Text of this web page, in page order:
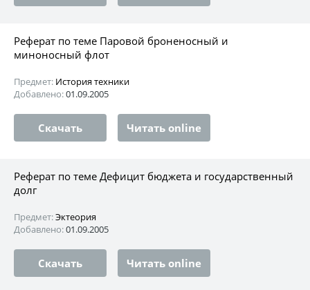
Реферат по теме Паровой броненосный и
миноносный флот
Предмет: История техники
Добавлено:01.09.2005
Скачать Читать online
Реферат по теме Дефицит бюджета и государственный
долг
Предмет:Эктеория
Добавлено:01.09.2005
Скачать Читать online